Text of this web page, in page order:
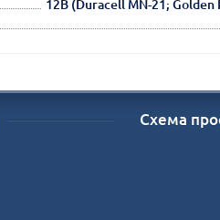
12В (Duracell MN-21; Golden
Схема